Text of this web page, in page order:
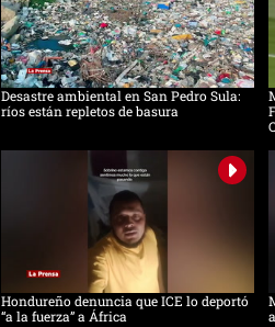
Desastre ambiental en San Pedro Sula:
ríos están repletos de basura
Hondureño denuncia que ICE lo deportó
“a la fuerza” a África